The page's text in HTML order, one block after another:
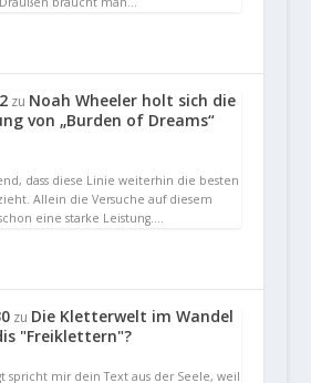
zu Noah Wheeler holt sich die
von „Burden of Dreams“
dass diese Linie weiterhin die besten
Allein die Versuche auf diesem
eine starke Leistung.…
zu Die Kletterwelt im Wandel
"Freiklettern"?
spricht mir dein Text aus der Seele, weil